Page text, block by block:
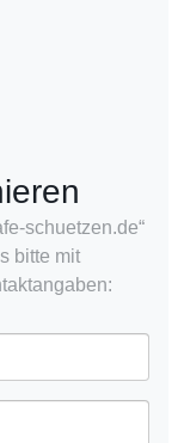
schuetzen.de“
bitte mit